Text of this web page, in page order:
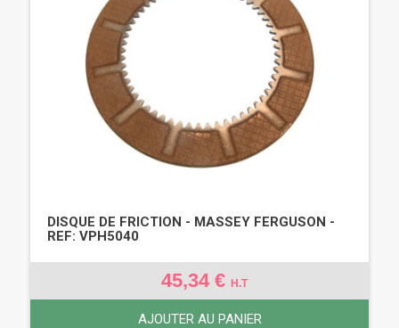
DISQUE DE FRICTION - MASSEY FERGUSON -
REF: VPH5040
45,34 € H.T
AJOUTER AU PANIER